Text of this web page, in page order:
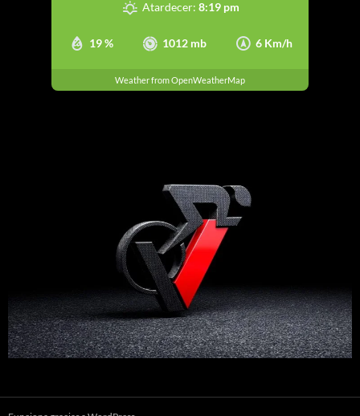
19 % 1012 mb 6 Km/h
Atardecer: 8:19 pm
Weather from OpenWeatherMap